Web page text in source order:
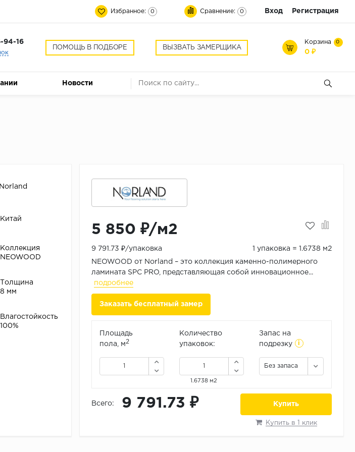
Избранное: 0 Сравнение: 0 Вход Регистрация
94-16
ПОМОЩЬ В ПОДБОРЕ ВЫЗВАТЬ ЗАМЕРЩИКА
Корзина 0
0 ₽
Новости
Norland
Китай
Коллекция
NEOWOOD
Толщина
8 мм
Влагостойкость
100%
5 850 ₽/м2
9 791.73 ₽/упаковка 1 упаковка = 1.6738 м2
NEOWOOD от Norland – это коллекция каменно-полимерного
ламината SPC PRO, представляющая собой инновационное...
подробнее
Заказать бесплатный замер
Площадь
пола, м 2
Количество
упаковок:
1.6738 м2
Запас на
подрезку
i
Без запаса
Всего: 9 791.73 ₽ Купить
Купить в 1 клик